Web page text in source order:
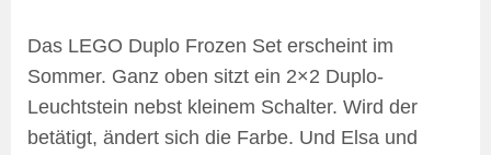
Das LEGO Duplo Frozen Set erscheint im
Sommer. Ganz oben sitzt ein 2×2 Duplo-
Leuchtstein nebst kleinem Schalter. Wird der
betätigt, ändert sich die Farbe. Und Elsa und